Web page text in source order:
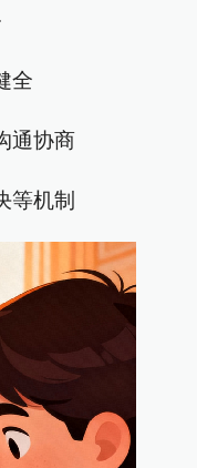
全
通协商
等机制